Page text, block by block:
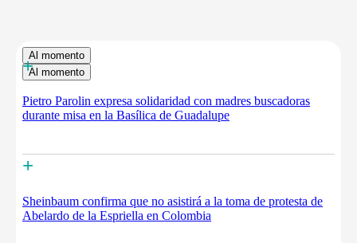
Al momento
Al momento
+
Pietro Parolin expresa solidaridad con madres buscadoras
durante misa en la Basílica de Guadalupe
+
Sheinbaum confirma que no asistirá a la toma de protesta de
Abelardo de la Espriella en Colombia